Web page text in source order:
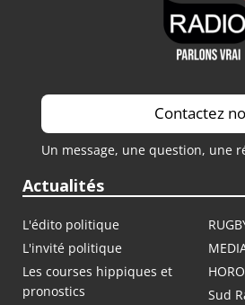
Contactez
Un message, une question, une
Actualités
L'édito politique
L'invité politique
Les courses hippiques et
pronostics
Sud